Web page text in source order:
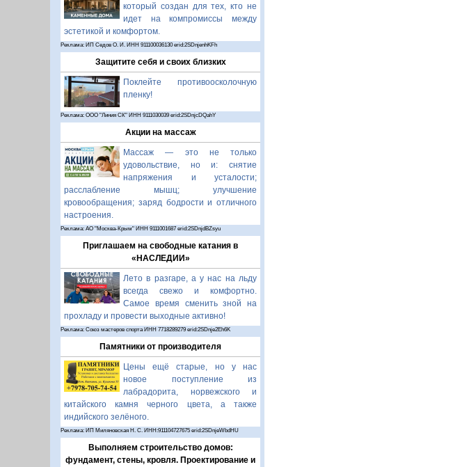
который создан для тех, кто не
идет на компромиссы между
эстетикой и комфортом.
Реклама: ИП Седов О. И. ИНН 911100036130 erid:2SDnjenhKFh
Защитите себя и своих близких
Поклейте противоосколочную
пленку!
Реклама: ООО "Линия СК" ИНН 9111030039 erid:2SDnjcDQahY
Акции на массаж
Массаж — это не только
удовольствие, но и: снятие
напряжения и усталости;
расслабление мышц; улучшение
кровообращения; заряд бодрости и отличного
настроения.
Реклама: АО "Москва-Крым" ИНН 9111001687 erid:2SDnjdBZsyu
Приглашаем на свободные катания в
«НАСЛЕДИИ»
Лето в разгаре, а у нас на льду
всегда свежо и комфортно.
Самое время сменить зной на
прохладу и провести выходные активно!
Реклама: Союз мастеров спорта ИНН 7718289279 erid:2SDnje2Eh6K
Памятники от производителя
Цены ещё старые, но у нас
новое поступление из
лабрадорита, норвежского и
китайского камня черного цвета, а также
индийского зелёного.
Реклама: ИП Миляновская Н. С. ИНН:911104727675 erid:2SDnjeWbdHU
Выполняем строительство домов:
фундамент, стены, кровля. Проектирование и